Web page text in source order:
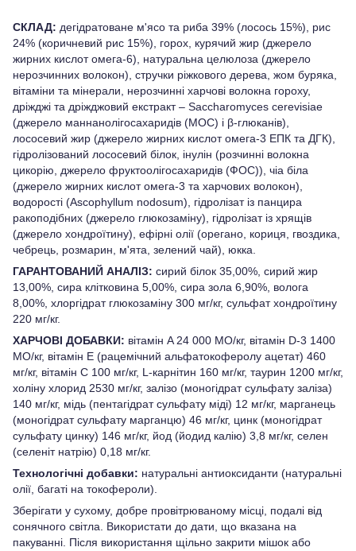
СКЛАД: дегідратоване м'ясо та риба 39% (лосось 15%), рис
24% (коричневий рис 15%), горох, курячий жир (джерело
жирних кислот омега-6), натуральна целюлоза (джерело
нерозчинних волокон), стручки ріжкового дерева, жом буряка,
вітаміни та мінерали, нерозчинні харчові волокна гороху,
дріжджі та дріжджовий екстракт – Saccharomyces cerevisiae
(джерело маннанолігосахаридів (MOС) і β-глюканів),
лососевий жир (джерело жирних кислот омега-3 ЕПК та ДГК),
гідролізований лососевий білок, інулін (розчинні волокна
цикорію, джерело фруктоолігосахаридів (ФОС)), чіа біла
(джерело жирних кислот омега-3 та харчових волокон),
водорості (Ascophyllum nodosum), гідролізат із панцира
ракоподібних (джерело глюкозаміну), гідролізат із хрящів
(джерело хондроїтину), ефірні олії (орегано, кориця, гвоздика,
чебрець, розмарин, м'ята, зелений чай), юкка.
ГАРАНТОВАНИЙ АНАЛІЗ: сирий білок 35,00%, сирий жир
13,00%, сира клітковина 5,00%, сира зола 6,90%, волога
8,00%, хлоргідрат глюкозаміну 300 мг/кг, сульфат хондроїтину
220 мг/кг.
ХАРЧОВІ ДОБАВКИ: вітамін A 24 000 МО/кг, вітамін D-3 1400
МО/кг, вітамін E (рацемічний альфатокоферолу ацетат) 460
мг/кг, вітамін C 100 мг/кг, L-карнітин 160 мг/кг, таурин 1200 мг/кг,
холіну хлорид 2530 мг/кг, залізо (моногідрат сульфату заліза)
140 мг/кг, мідь (пентагідрат сульфату міді) 12 мг/кг, марганець
(моногідрат сульфату марганцю) 46 мг/кг, цинк (моногідрат
сульфату цинку) 146 мг/кг, йод (йодид калію) 3,8 мг/кг, селен
(селеніт натрію) 0,18 мг/кг.
Технологічні добавки: натуральні антиоксиданти (натуральні
олії, багаті на токофероли).
Зберігати у сухому, добре провітрюваному місці, подалі від
сонячного світла. Використати до дати, що вказана на
пакуванні. Після використання щільно закрити мішок або